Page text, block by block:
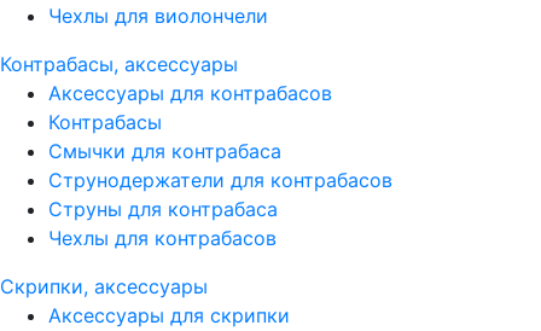
Чехлы для виолончели
Контрабасы, аксессуары
Аксессуары для контрабасов
Контрабасы
Смычки для контрабаса
Струнодержатели для контрабасов
Струны для контрабаса
Чехлы для контрабасов
Скрипки, аксессуары
Аксессуары для скрипки